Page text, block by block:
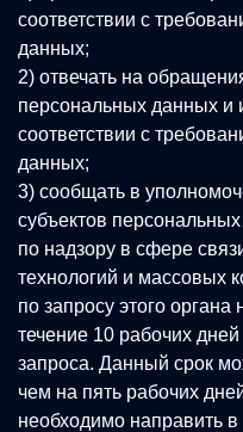
соответствии с
данных;
2) отвечать на
персональных данных и
соответствии с
данных;
3) сообщать в
субъектов
по надзору в сфере
технологий и массовых
по запросу этого
течение 10 рабочих
запроса. Данный срок
чем на пять рабочих
необходимо направить